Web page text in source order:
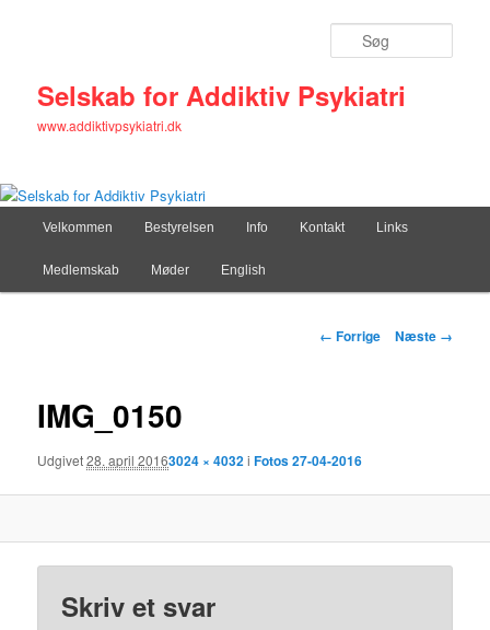
Selskab for Addiktiv Psykiatri
www.addiktivpsykiatri.dk
Primær
Fortsæt
til
Velkommen Bestyrelsen Info Kontakt Links
Medlemskab Møder English
Billednavigation
← Forrige Næste →
IMG_0150
Udgivet28. april 20163024 × 4032iFotos 27-04-2016
Skriv et svar